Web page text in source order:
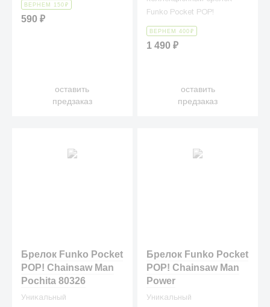
ВЕРНЕМ 150 ₽
590₽
оставить
предзаказ
Funko Pocket POP!
ВЕРНЕМ 400 ₽
1 490₽
оставить
предзаказ
Брелок Funko Pocket
POP! Сhainsaw Man
Pochita 80326
Уникальный
Брелок Funko Pocket
POP! Chainsaw Man
Power
Уникальный